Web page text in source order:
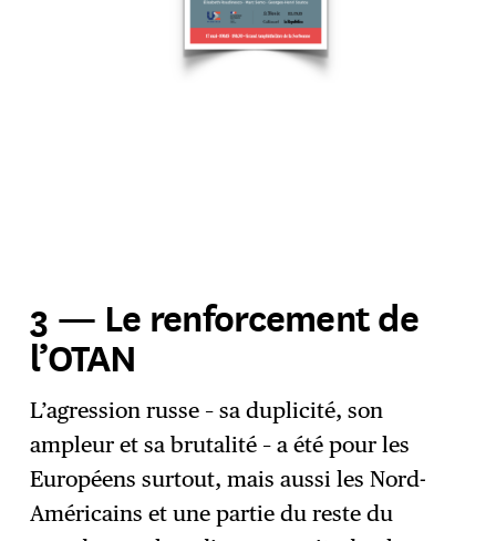
3 — Le renforcement de
l’OTAN
L’agression russe – sa duplicité, son
ampleur et sa brutalité – a été pour les
Européens surtout, mais aussi les Nord-
Américains et une partie du reste du